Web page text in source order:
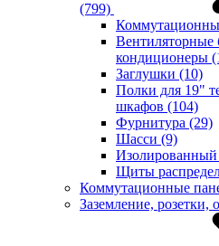
(799)
Вентиляторные
кондиционеры
Заглушки (10)
Полки для 19"
шкафов (104)
Фурнитура (29)
Шасси (9)
Изолированный
Щиты
Коммутационные
Заземление, розетки,